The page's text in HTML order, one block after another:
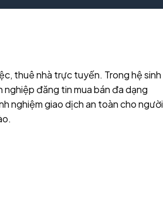
thuê nhà trực tuyến. Trong hệ sinh
đăng tin mua bán đa dạng
nghiệm giao dịch an toàn cho người